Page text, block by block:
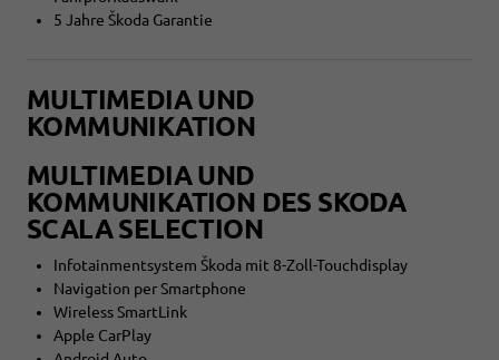
5 Jahre Škoda Garantie
MULTIMEDIA UND
KOMMUNIKATION
MULTIMEDIA UND
KOMMUNIKATION DES SKODA
SCALA SELECTION
Infotainmentsystem Škoda mit 8-Zoll-Touchdisplay
Navigation per Smartphone
Wireless SmartLink
Apple CarPlay